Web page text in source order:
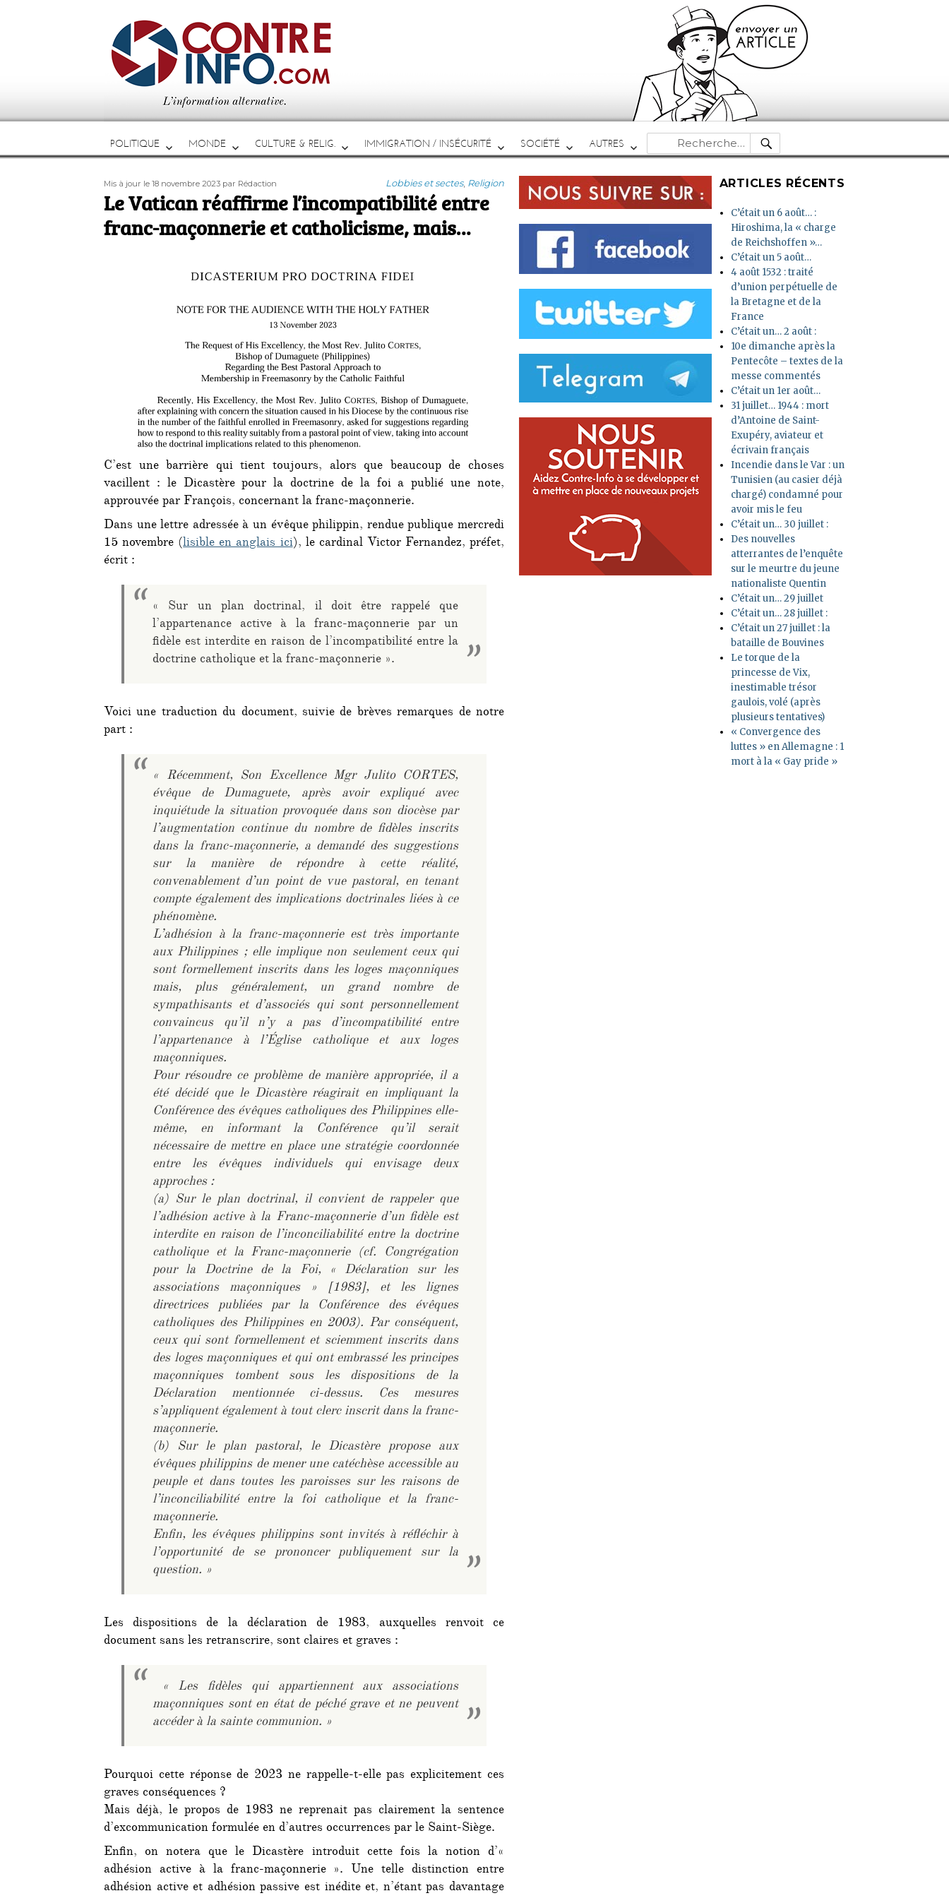
POLITIQUE MONDE CULTURE & RELIG. IMMIGRATION / INSÉCURITÉ SOCIÉTÉ AUTRES
Recherche
pour :
RECHERCHE
Publié
le
Mis à jour le 18 novembre 2023 Auteur
par Rédaction Catégories
Lobbies et sectes, Religion
Le Vatican réaffirme l’incompatibilité entre
franc-maçonnerie et catholicisme, mais…
C’est une barrière qui tient toujours, alors que beaucoup de choses
vacillent : le Dicastère pour la doctrine de la foi a publié une note,
approuvée par François, concernant la franc-maçonnerie.
Dans une lettre adressée à un évêque philippin, rendue publique mercredi
15 novembre (lisible en anglais ici), le cardinal Victor Fernandez, préfet,
écrit :
« Sur un plan doctrinal, il doit être rappelé que
l’appartenance active à la franc-maçonnerie par un
fidèle est interdite en raison de l’incompatibilité entre la
doctrine catholique et la franc-maçonnerie ».
Voici une traduction du document, suivie de brèves remarques de notre
part :
« Récemment, Son Excellence Mgr Julito CORTES,
évêque de Dumaguete, après avoir expliqué avec
inquiétude la situation provoquée dans son diocèse par
l’augmentation continue du nombre de fidèles inscrits
dans la franc-maçonnerie, a demandé des suggestions
sur la manière de répondre à cette réalité,
convenablement d’un point de vue pastoral, en tenant
compte également des implications doctrinales liées à ce
phénomène.
L’adhésion à la franc-maçonnerie est très importante
aux Philippines ; elle implique non seulement ceux qui
sont formellement inscrits dans les loges maçonniques
mais, plus généralement, un grand nombre de
sympathisants et d’associés qui sont personnellement
convaincus qu’il n’y a pas d’incompatibilité entre
l’appartenance à l’Église catholique et aux loges
maçonniques.
Pour résoudre ce problème de manière appropriée, il a
été décidé que le Dicastère réagirait en impliquant la
Conférence des évêques catholiques des Philippines elle-
même, en informant la Conférence qu’il serait
nécessaire de mettre en place une stratégie coordonnée
entre les évêques individuels qui envisage deux
approches :
(a) Sur le plan doctrinal, il convient de rappeler que
l’adhésion active à la Franc-maçonnerie d’un fidèle est
interdite en raison de l’inconciliabilité entre la doctrine
catholique et la Franc-maçonnerie (cf. Congrégation
pour la Doctrine de la Foi, « Déclaration sur les
associations maçonniques » [1983], et les lignes
directrices publiées par la Conférence des évêques
catholiques des Philippines en 2003). Par conséquent,
ceux qui sont formellement et sciemment inscrits dans
des loges maçonniques et qui ont embrassé les principes
maçonniques tombent sous les dispositions de la
Déclaration mentionnée ci-dessus. Ces mesures
s’appliquent également à tout clerc inscrit dans la franc-
maçonnerie.
(b) Sur le plan pastoral, le Dicastère propose aux
évêques philippins de mener une catéchèse accessible au
peuple et dans toutes les paroisses sur les raisons de
l’inconciliabilité entre la foi catholique et la franc-
maçonnerie.
Enfin, les évêques philippins sont invités à réfléchir à
l’opportunité de se prononcer publiquement sur la
question. »
Les dispositions de la déclaration de 1983, auxquelles renvoit ce
document sans les retranscrire, sont claires et graves :
« Les fidèles qui appartiennent aux associations
maçonniques sont en état de péché grave et ne peuvent
accéder à la sainte communion. »
Pourquoi cette réponse de 2023 ne rappelle-t-elle pas explicitement ces
graves conséquences ?
Mais déjà, le propos de 1983 ne reprenait pas clairement la sentence
d’excommunication formulée en d’autres occurrences par le Saint-Siège.
Enfin, on notera que le Dicastère introduit cette fois la notion d’«
adhésion active à la franc-maçonnerie ». Une telle distinction entre
adhésion active et adhésion passive est inédite et, n’étant pas davantage
ARTICLES RÉCENTS
C’était un 6 août… :
Hiroshima, la « charge
de Reichshoffen »…
C’était un 5 août…
4 août 1532 : traité
d’union perpétuelle de
la Bretagne et de la
France
C’était un… 2 août :
10e dimanche après la
Pentecôte – textes de la
messe commentés
C’était un 1er août…
31 juillet… 1944 : mort
d’Antoine de Saint-
Exupéry, aviateur et
écrivain français
Incendie dans le Var : un
Tunisien (au casier déjà
chargé) condamné pour
avoir mis le feu
C’était un… 30 juillet :
Des nouvelles
atterrantes de l’enquête
sur le meurtre du jeune
nationaliste Quentin
C’était un… 29 juillet
C’était un… 28 juillet :
C’était un 27 juillet : la
bataille de Bouvines
Le torque de la
princesse de Vix,
inestimable trésor
gaulois, volé (après
plusieurs tentatives)
« Convergence des
luttes » en Allemagne : 1
mort à la « Gay pride »